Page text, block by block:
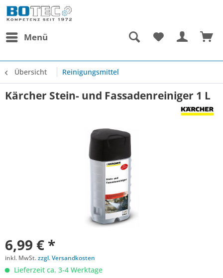
Menü
Übersicht Reinigungsmittel
Kärcher Stein- und Fassadenreiniger 1 L
6,99 € *
inkl. MwSt.zzgl. Versandkosten
Lieferzeit ca. 3-4 Werktage